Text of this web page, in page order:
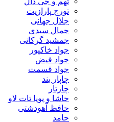
تورج پارازیت
جلال جهانی
جمال سیدی
جمشید گرکانی
جواد خاکپور
جواد فیض
جواد قسمت
چاپار بند
حاشا و پویا تات لاو
حافظ آهودشتی